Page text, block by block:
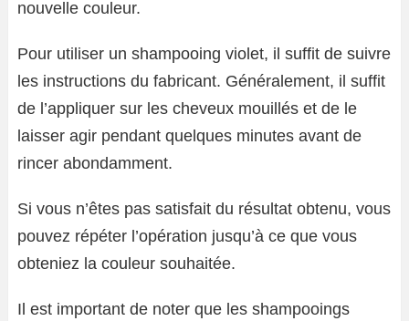
nouvelle couleur.
Pour utiliser un shampooing violet, il suffit de suivre
les instructions du fabricant. Généralement, il suffit
de l’appliquer sur les cheveux mouillés et de le
laisser agir pendant quelques minutes avant de
rincer abondamment.
Si vous n’êtes pas satisfait du résultat obtenu, vous
pouvez répéter l’opération jusqu’à ce que vous
obteniez la couleur souhaitée.
Il est important de noter que les shampooings